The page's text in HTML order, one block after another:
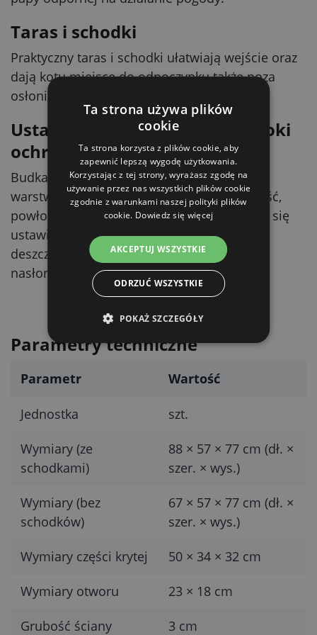
Taras i schodki
Praktyczny taras i schodki ułatwiają wejście oraz
dają kotu miejsce do odpoczynku także poza
osłoniętą częścią budki.
Ustawienie i odnawianie powłoki
ochronnej
Budka została zabezpieczona podstawową
warstwą ochronną. Aby wydłużyć jej trwałość,
powłokę ochronną należy odnawiać. Zaleca się
ustawienie w miejscu osłoniętym przed
deszczem, śniegiem i skrajnym
nasłonecznieniem.
Parametry techniczne
Parametr Wartość
Jednostka szt.
Wymiary (ze
schodkami)
88 × 57 × 77 cm (dł. ×
szer. × wys.)
Wymiary (bez
schodków)
67 × 57 × 77 cm (dł. ×
szer. × wys.)
Wymiary części krytej 50 × 34 × 32 cm
Wymiary otworu 23 × 18 cm
Grubość ściany 3 cm
Ta strona używa plików
cookie
Ta strona korzysta z plików cookie, aby
zapewnić lepszą wygodę użytkowania.
Korzystając z tej strony, wyrażasz zgodę na
używanie przez nas wszystkich plików cookie
zgodnie z warunkami naszej polityki plików
cookie. Dowiedz się więcej
AKCEPTUJ WSZYSTKIE
ODRZUĆ WSZYSTKIE
POKAŻ SZCZEGÓŁY